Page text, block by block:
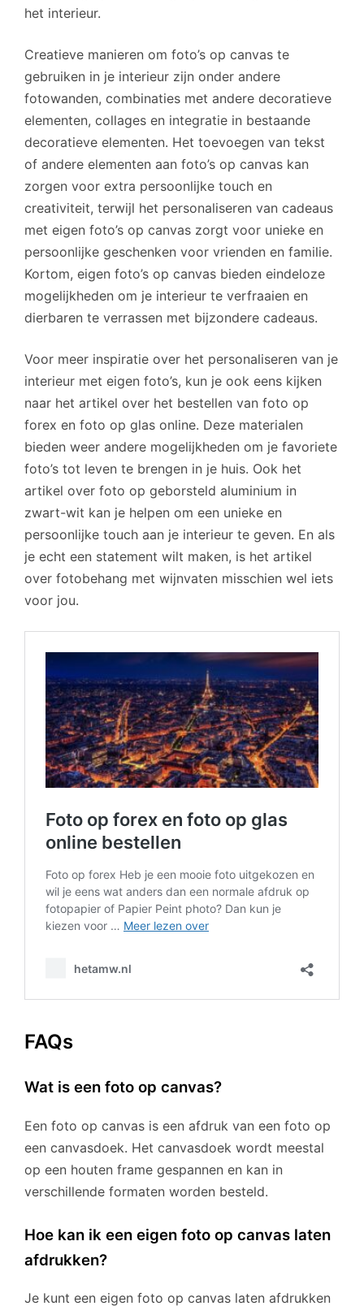
het interieur.
Creatieve manieren om foto’s op canvas te
gebruiken in je interieur zijn onder andere
fotowanden, combinaties met andere decoratieve
elementen, collages en integratie in bestaande
decoratieve elementen. Het toevoegen van tekst
of andere elementen aan foto’s op canvas kan
zorgen voor extra persoonlijke touch en
creativiteit, terwijl het personaliseren van cadeaus
met eigen foto’s op canvas zorgt voor unieke en
persoonlijke geschenken voor vrienden en familie.
Kortom, eigen foto’s op canvas bieden eindeloze
mogelijkheden om je interieur te verfraaien en
dierbaren te verrassen met bijzondere cadeaus.
Voor meer inspiratie over het personaliseren van je
interieur met eigen foto’s, kun je ook eens kijken
naar het artikel over het bestellen van foto op
forex en foto op glas online. Deze materialen
bieden weer andere mogelijkheden om je favoriete
foto’s tot leven te brengen in je huis. Ook het
artikel over foto op geborsteld aluminium in
zwart-wit kan je helpen om een unieke en
persoonlijke touch aan je interieur te geven. En als
je echt een statement wilt maken, is het artikel
over fotobehang met wijnvaten misschien wel iets
voor jou.
FAQs
Wat is een foto op canvas?
Een foto op canvas is een afdruk van een foto op
een canvasdoek. Het canvasdoek wordt meestal
op een houten frame gespannen en kan in
verschillende formaten worden besteld.
Hoe kan ik een eigen foto op canvas laten
afdrukken?
Je kunt een eigen foto op canvas laten afdrukken